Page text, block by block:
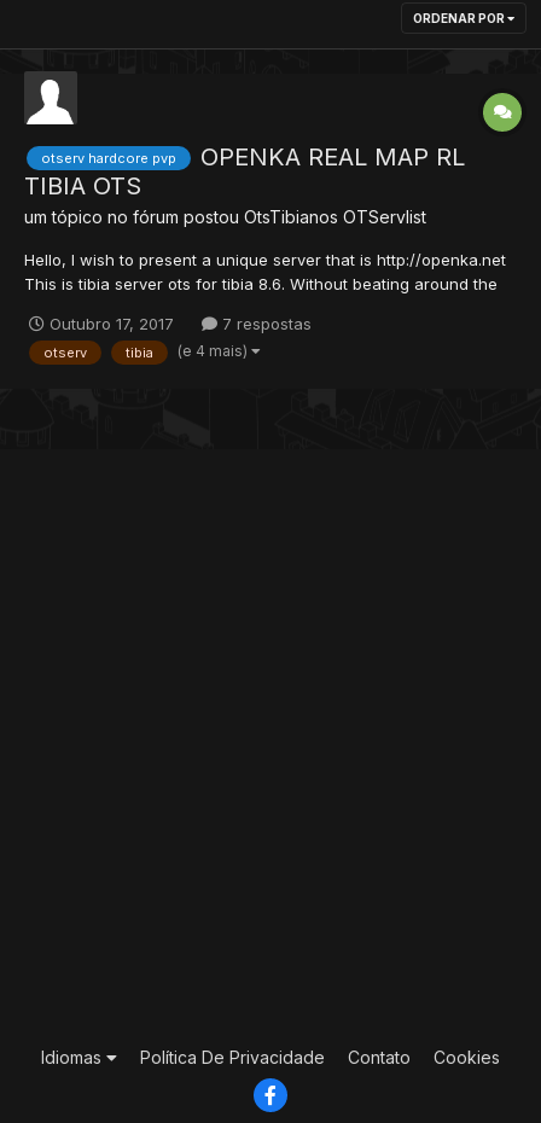
ORDENAR POR
otserv hardcore pvp
OPENKA REAL MAP RL
TIBIA OTS
um tópico no fórum postou OtsTibianos OTServlist
Hello, I wish to present a unique server that is http://openka.net
This is tibia server ots for tibia 8.6. Without beating around the
Stages 1-50: x 400 50-100: x 300 100-120: x 200 120-140: x...
Outubro 17, 2017 7 respostas
otserv tibia (e 4 mais)
Idiomas Política De Privacidade Contato Cookies